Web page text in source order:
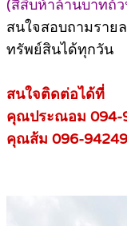
(สี่สิบห้าล้านบาทถ้
สนใจสอบถามราย
ทรัพย์สินได้ทุกวัน
สนใจติดต่อได้ที่
คุณประณอม 094-
คุณส้ม 096-